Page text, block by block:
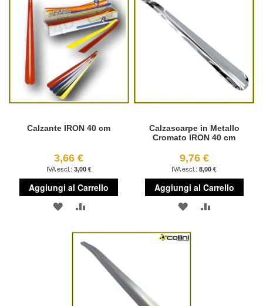
Calzante IRON 40 cm
3,66 €
3,00 €
Aggiungi al Carrello
AGGIUNGI
LISTA
DESIDERI
AGGIUNGI
CONFRONTO
Calzascarpe in Metallo
Cromato IRON 40 cm
9,76 €
8,00 €
Aggiungi al Carrello
AGGIUNGI